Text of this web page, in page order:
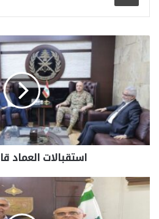
استقبالات العماد